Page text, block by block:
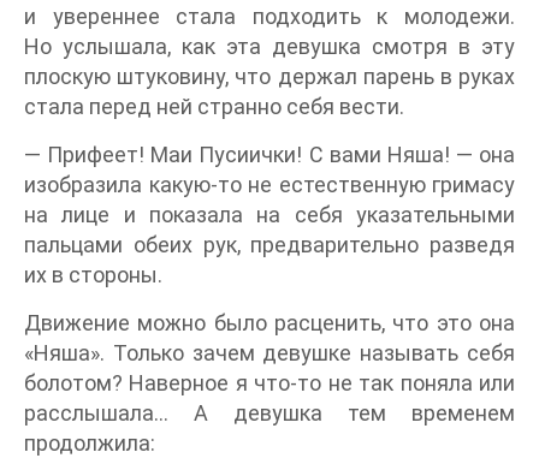
и увереннее стала подходить к молодежи.
Но услышала, как эта девушка смотря в эту
плоскую штуковину, что держал парень в руках
стала перед ней странно себя вести.
— Прифеет! Маи Пусиички! С вами Няша! — она
изобразила какую-то не естественную гримасу
на лице и показала на себя указательными
пальцами обеих рук, предварительно разведя
их в стороны.
Движение можно было расценить, что это она
«Няша». Только зачем девушке называть себя
болотом? Наверное я что-то не так поняла или
расслышала… А девушка тем временем
продолжила: